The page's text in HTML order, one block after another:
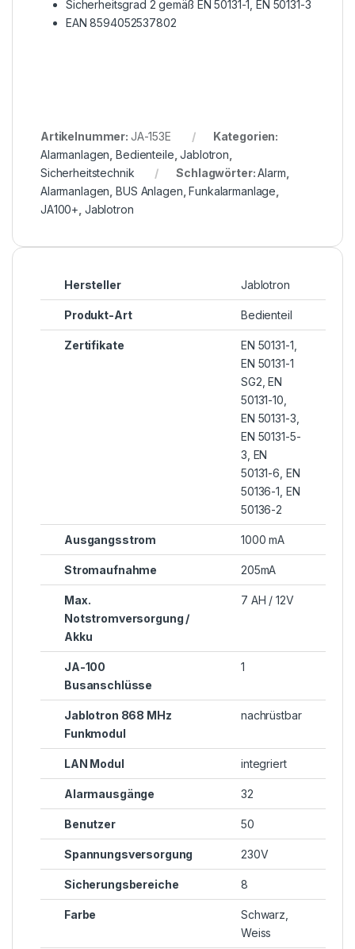
Sicherheitsgrad 2 gemäß EN 50131-1, EN 50131-3
EAN 8594052537802
Artikelnummer: JA-153E
Kategorien:
Alarmanlagen ,Bedienteile ,Jablotron
Sicherheitstechnik
Schlagwörter:Alarm
Alarmanlagen ,BUS Anlagen ,Funkalarmanlage
JA100+ Jablotron
Hersteller Jablotron
Produkt-Art Bedienteil
Zertifikate
EN 50131-1,
EN 50131-1
SG2, EN
50131-10,
EN 50131-3,
EN 50131-5-
3, EN
50131-6, EN
50136-1, EN
50136-2
Ausgangsstrom 1000 mA
Stromaufnahme 205mA
Max.
Notstromversorgung /
Akku
7 AH / 12V
JA-100
Busanschlüsse
1
Jablotron 868 MHz
Funkmodul
nachrüstbar
LAN Modul integriert
Alarmausgänge 32
Benutzer 50
Spannungsversorgung 230V
Sicherungsbereiche 8
Farbe
Schwarz,
Weiss